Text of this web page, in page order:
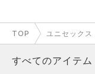
TOP ユニセックス
すべてのアイテム